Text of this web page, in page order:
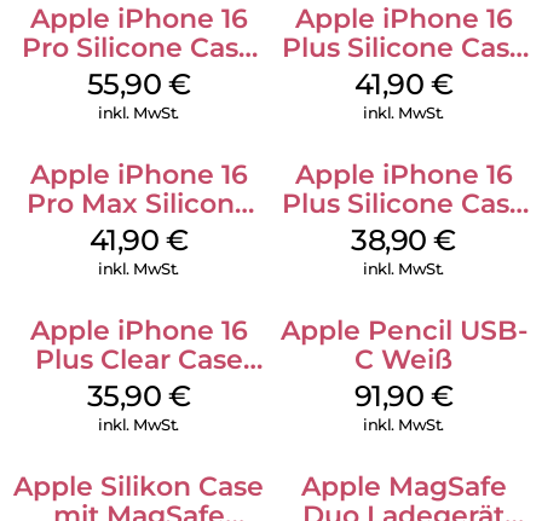
Apple iPhone 16
Pro Silicone Case
MagSafe Stone
Gray
55,90 €
inkl. MwSt.
Apple iPhone 16
Plus Silicone Case
MagSafe Stone
Gray
41,90 €
inkl. MwSt.
Apple iPhone 16
Pro Max Silicone
Case MagSafe
Ultramarine
41,90 €
inkl. MwSt.
Apple iPhone 16
Plus Silicone Case
MagSafe Denim
38,90€
inkl. MwSt.
Apple iPhone 16
Plus Clear Case
MagSafe
Transparent
35,90 €
inkl. MwSt.
Apple Pencil USB-
C Weiß
91,90 €
inkl. MwSt.
Apple Silikon Case
Apple MagSafe